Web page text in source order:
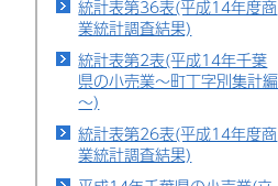
統計表第36表(平成14年度商
業統計調査結果)
統計表第2表(平成14年千葉
県の小売業～町丁字別集計編
～)
統計表第26表(平成14年度商
業統計調査結果)